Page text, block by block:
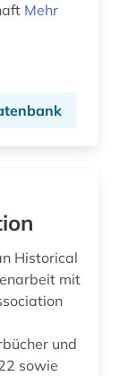
Mehr
Historical
mit
und
sowie